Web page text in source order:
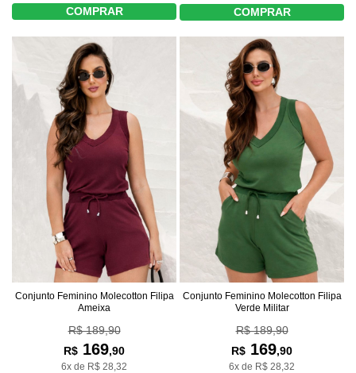
COMPRAR COMPRAR
Conjunto Feminino Molecotton Filipa
Ameixa
R$ 189,90
R$ 169,90
6x de R$ 28,32
Conjunto Feminino Molecotton Filipa
Verde Militar
R$ 189,90
R$ 169,90
6x de R$ 28,32